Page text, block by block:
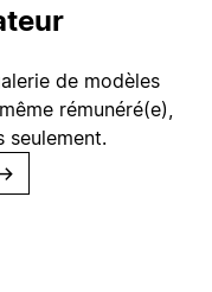
de modèles
rémunéré(e),
seulement.
→